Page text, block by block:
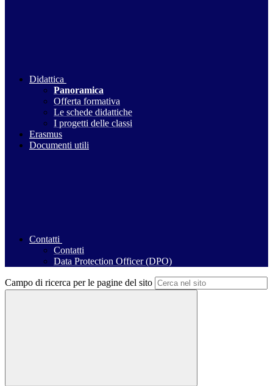
Didattica
Panoramica
Offerta formativa
Le schede didattiche
I progetti delle classi
Erasmus
Documenti utili
Contatti
Contatti
Data Protection Officer (DPO)
Campo di ricerca per le pagine del sito